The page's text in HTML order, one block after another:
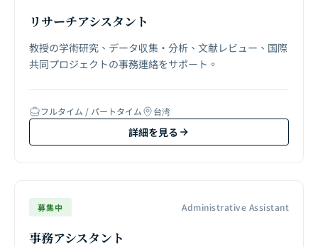
リサーチアシスタント
教授の学術研究、データ収集・分析、文献レビュー、国際
共同プロジェクトの事務連絡をサポート。
フルタイム / パートタイム 台湾
詳細を見る
募集中 Administrative Assistant
事務アシスタント